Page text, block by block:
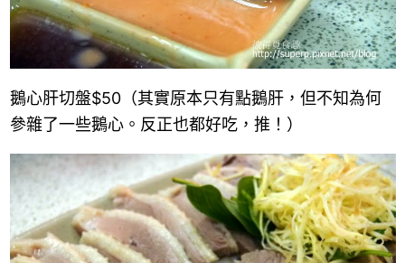
鵝心肝切盤$50（其實原本只有點鵝肝，但不知為何
參雜了一些鵝心。反正也都好吃，推！）